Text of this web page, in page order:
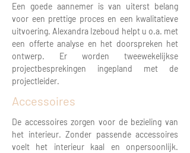
Een goede aannemer is van uiterst belang
voor een prettige proces en een kwalitatieve
uitvoering. Alexandra Izeboud helpt u o.a. met
een offerte analyse en het doorspreken het
ontwerp. Er worden tweewekelijkse
projectbesprekingen ingepland met de
projectleider.
Accessoires
De accessoires zorgen voor de bezieling van
het interieur. Zonder passende accessoires
voelt het interieur kaal en onpersoonlijk.